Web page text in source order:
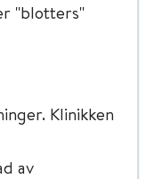
"blotters"
Klinikken
av